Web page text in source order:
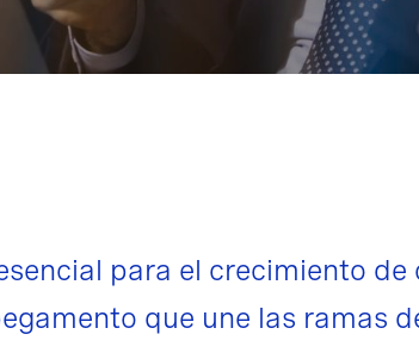
para el crecimiento
que une las ramas